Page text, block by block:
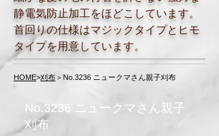
静電気防止加工をほどこしています。
首回りの仕様はマジックタイプとヒモ
タイプを用意しています。
HOME>刈布＞No.3236 ニュークマさん親子刈布
No.3236 ニュークマさん親子
刈布